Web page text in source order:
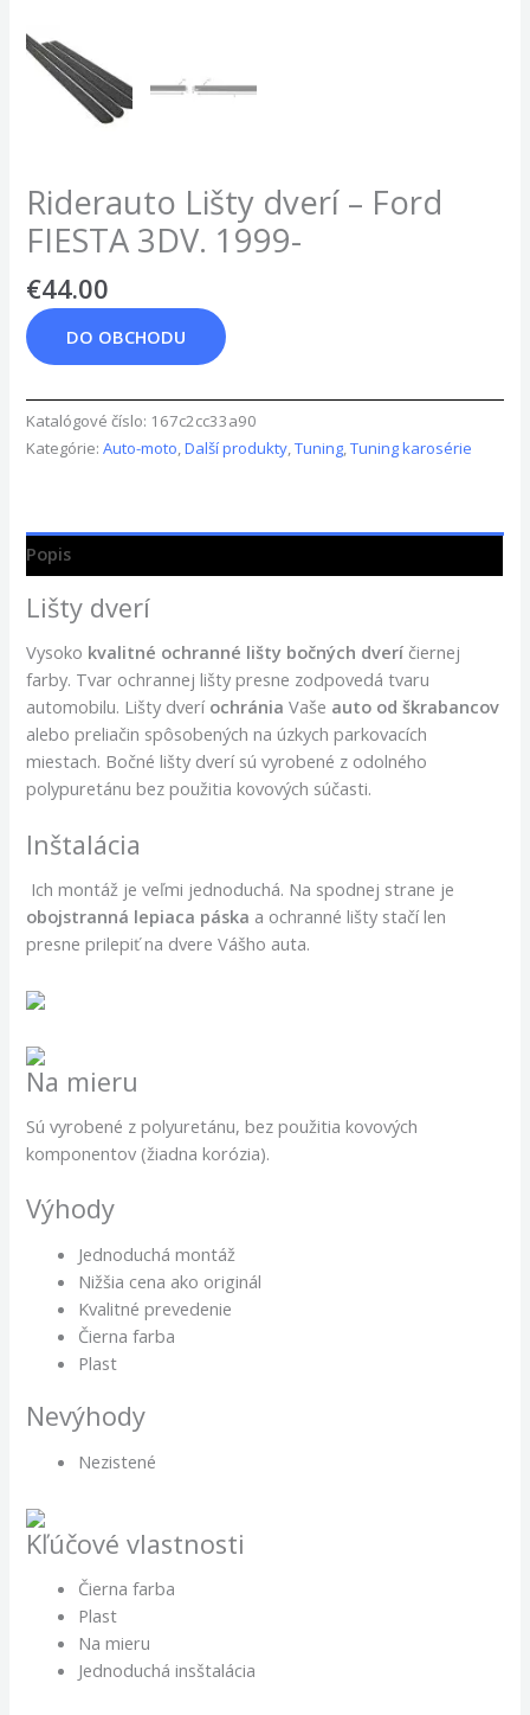
Riderauto Lišty dverí – Ford
FIESTA 3DV. 1999-
€44.00
DO OBCHODU
Katalógové číslo: 167c2cc33a90
Kategórie:Auto-moto,Další produkty,Tuning,Tuning karosérie
Popis
Lišty dverí
Vysoko kvalitné ochranné lišty bočných dverí čiernej
farby. Tvar ochrannej lišty presne zodpovedá tvaru
automobilu. Lišty dverí ochránia Vaše auto od škrabancov
alebo preliačin spôsobených na úzkych parkovacích
miestach. Bočné lišty dverí sú vyrobené z odolného
polypuretánu bez použitia kovových súčasti.
Inštalácia
Ich montáž je veľmi jednoduchá. Na spodnej strane je
obojstranná lepiaca páska a ochranné lišty stačí len
presne prilepiť na dvere Vášho auta.
Na mieru
Sú vyrobené z polyuretánu, bez použitia kovových
komponentov (žiadna korózia).
Výhody
Jednoduchá montáž
Nižšia cena ako originál
Kvalitné prevedenie
Čierna farba
Plast
Nevýhody
Nezistené
Kľúčové vlastnosti
Čierna farba
Plast
Na mieru
Jednoduchá insštalácia